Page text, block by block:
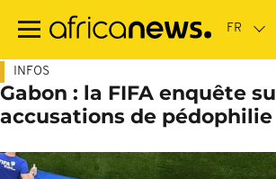
contenu
INFOS
Gabon : la FIFA enquête
accusations de pédophilie